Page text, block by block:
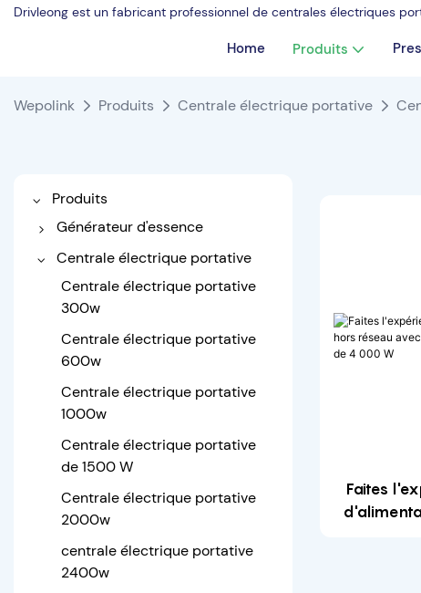
Drivleong est un fabricant professionnel de centrales électriques
Home Produits
Wepolink Produits Centrale électrique portative
Produits
Générateur d'essence
Générateur d'essence 2000w
Générateur d'essence 3000w
Générateur d'inverseur
6000w
Générateur d'inverseur
8000w
Centrale électrique portative
Centrale électrique portative
300w
Centrale électrique portative
600w
Centrale électrique portative
1000w
Centrale électrique portative
de 1500 W
Centrale électrique portative
2000w
centrale électrique portative
2400w
Faites